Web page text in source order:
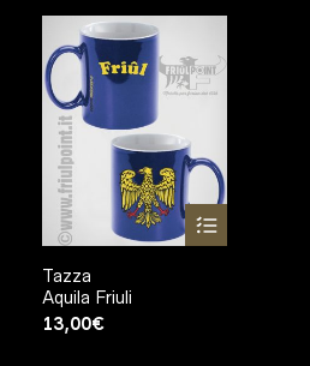
Tazza
Aquila Friuli
13,00€